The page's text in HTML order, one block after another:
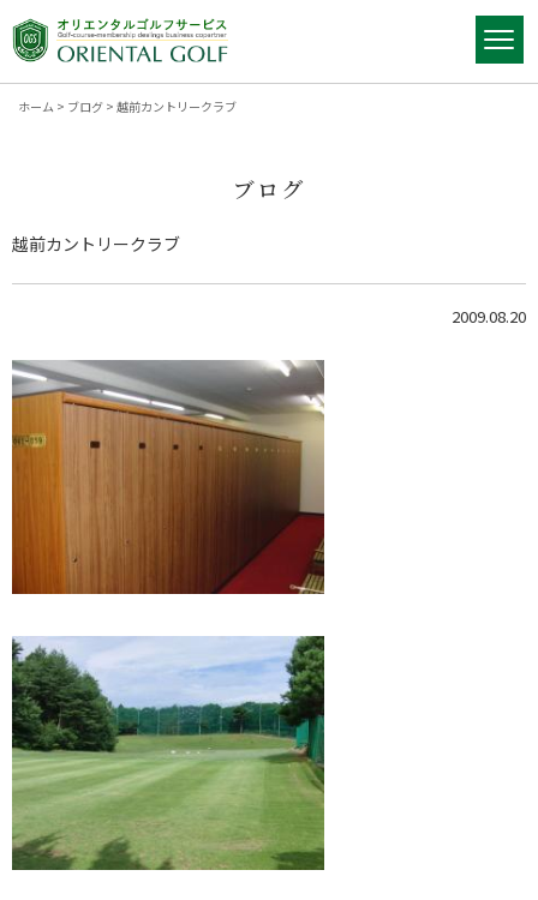
ホーム > ブログ > 越前カントリークラブ
ブログ
越前カントリークラブ
2009.08.20